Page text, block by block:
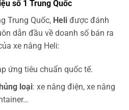
số 1 Trung Quốc
Trung Quốc, Heli được đánh
dẫn đầu về doanh số bán ra
xe nâng Heli:
ứng tiêu chuẩn quốc tế.
loại: xe nâng điện, xe nâng